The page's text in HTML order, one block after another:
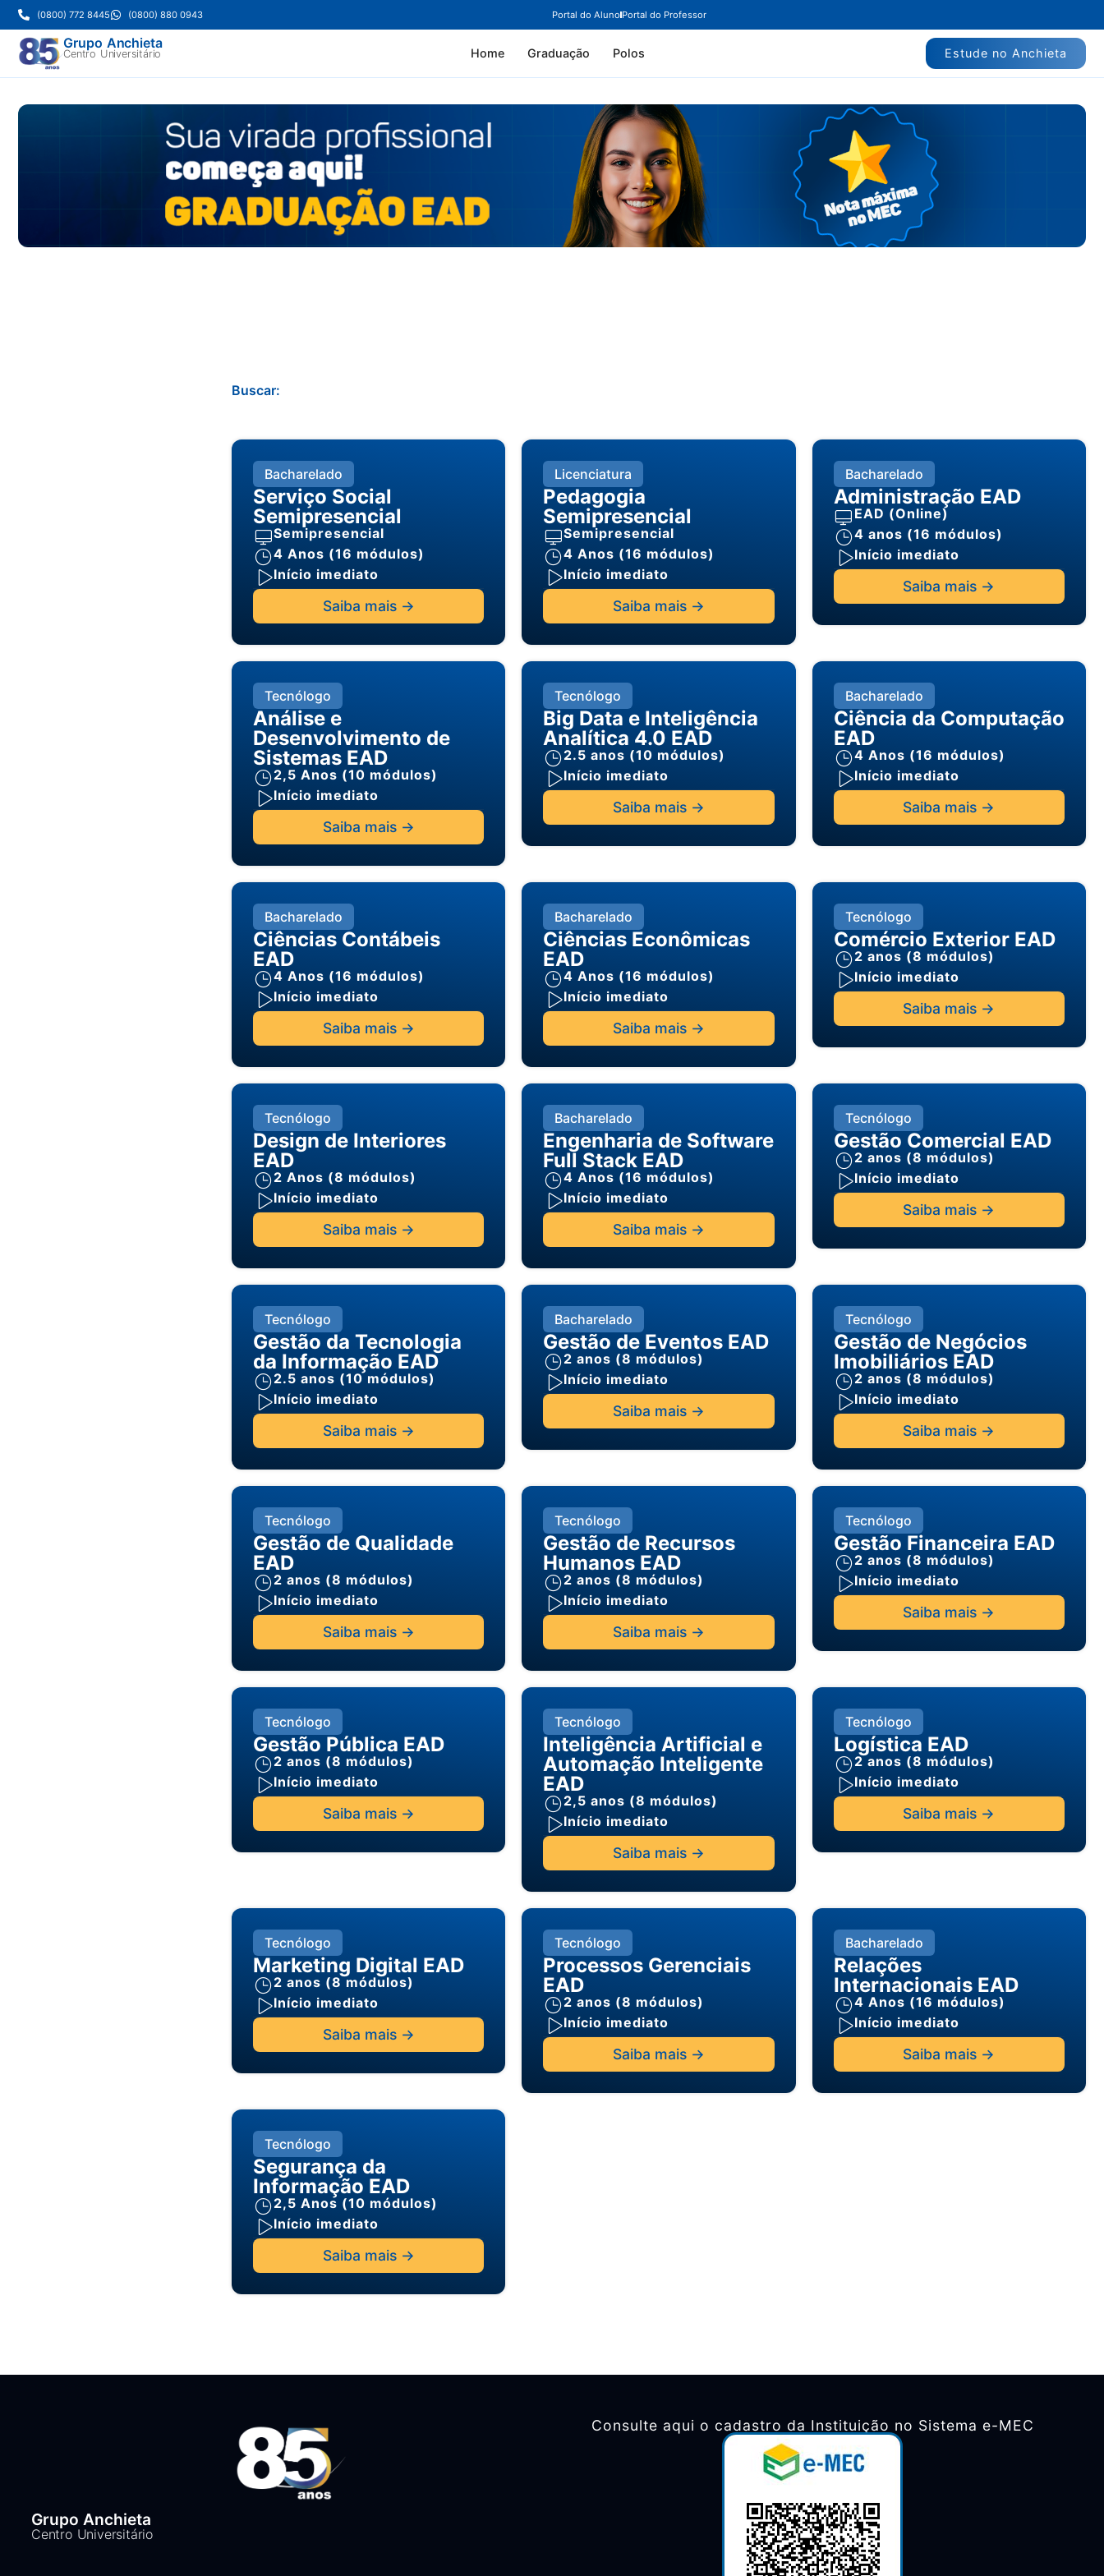
(0800) 772 8445 (0800) 880 0943 Portal do Aluno Portal do Professor
Grupo Anchieta
Centro Universitário Home Graduação Polos Estude no Anchieta
Buscar:
Bacharelado
Serviço Social
Semipresencial
Semipresencial
4 Anos (16 módulos)
Início imediato
Saiba mais ->
Licenciatura
Pedagogia
Semipresencial
Semipresencial
4 Anos (16 módulos)
Início imediato
Saiba mais ->
Bacharelado
Administração EAD
EAD (Online)
4 anos (16 módulos)
Início imediato
Saiba mais ->
Tecnólogo
Análise e
Desenvolvimento de
Sistemas EAD
2,5 Anos (10 módulos)
Início imediato
Saiba mais ->
Tecnólogo
Big Data e Inteligência
Analítica 4.0 EAD
2.5 anos (10 módulos)
Início imediato
Saiba mais ->
Bacharelado
Ciência da Computação
EAD
4 Anos (16 módulos)
Início imediato
Saiba mais ->
Bacharelado
Ciências Contábeis
EAD
4 Anos (16 módulos)
Início imediato
Saiba mais ->
Bacharelado
Ciências Econômicas
EAD
4 Anos (16 módulos)
Início imediato
Saiba mais ->
Tecnólogo
Comércio Exterior EAD
2 anos (8 módulos)
Início imediato
Saiba mais ->
Tecnólogo
Design de Interiores
EAD
2 Anos (8 módulos)
Início imediato
Saiba mais ->
Bacharelado
Engenharia de Software
Full Stack EAD
4 Anos (16 módulos)
Início imediato
Saiba mais ->
Tecnólogo
Gestão Comercial EAD
2 anos (8 módulos)
Início imediato
Saiba mais ->
Tecnólogo
Gestão da Tecnologia
da Informação EAD
2.5 anos (10 módulos)
Início imediato
Saiba mais ->
Bacharelado
Gestão de Eventos EAD
2 anos (8 módulos)
Início imediato
Saiba mais ->
Tecnólogo
Gestão de Negócios
Imobiliários EAD
2 anos (8 módulos)
Início imediato
Saiba mais ->
Tecnólogo
Gestão de Qualidade
EAD
2 anos (8 módulos)
Início imediato
Saiba mais ->
Tecnólogo
Gestão de Recursos
Humanos EAD
2 anos (8 módulos)
Início imediato
Saiba mais ->
Tecnólogo
Gestão Financeira EAD
2 anos (8 módulos)
Início imediato
Saiba mais ->
Tecnólogo
Gestão Pública EAD
2 anos (8 módulos)
Início imediato
Saiba mais ->
Tecnólogo
Inteligência Artificial e
Automação Inteligente
EAD
2,5 anos (8 módulos)
Início imediato
Saiba mais ->
Tecnólogo
Logística EAD
2 anos (8 módulos)
Início imediato
Saiba mais ->
Tecnólogo
Marketing Digital EAD
2 anos (8 módulos)
Início imediato
Saiba mais ->
Tecnólogo
Processos Gerenciais
EAD
2 anos (8 módulos)
Início imediato
Saiba mais ->
Bacharelado
Relações
Internacionais EAD
4 Anos (16 módulos)
Início imediato
Saiba mais ->
Tecnólogo
Segurança da
Informação EAD
2,5 Anos (10 módulos)
Início imediato
Saiba mais ->
Grupo Anchieta
Centro Universitário
Consulte aqui o cadastro da Instituição no Sistema e-MEC